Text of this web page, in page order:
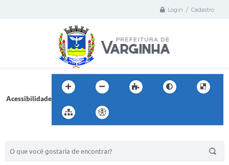
Login / Cadastro
Acessibilidade